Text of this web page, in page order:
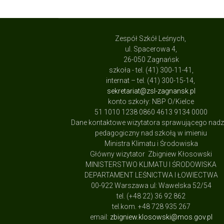
Zespół Szkół Leśnych,
ul. Spacerowa 4,
26-050 Zagnańsk
szkoła - tel. (41) 300-11-41,
internat – tel. (41) 300-15-14,
sekretariat@zsl-zagnansk.pl
konto szkoły: NBP O/Kielce
51 1010 1238 0860 4613 9134 0000
Dane kontaktowe wizytatora sprawującego
pedagogiczny nad szkołą w imieniu
Ministra Klimatu i Środowiska
Główny wizytator Zbigniew Kłosowski
MINISTERSTWO KLIMATU I ŚRODOWISKA
DEPARTAMENT LEŚNICTWA I ŁOWIECTWA
00-922 Warszawa ul: Wawelska 52/54
tel. (+48 22) 36 92 862
tel.kom. +48 728 935 267
email: zbigniew.klosowski@mos.gov.pl